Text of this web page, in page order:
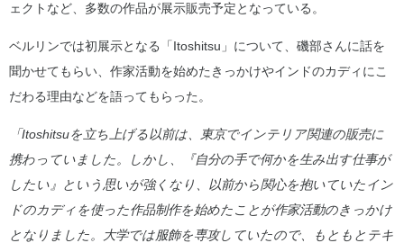
ェクトなど、多数の作品が展示販売予定となっている。
ベルリンでは初展示となる「Itoshitsu」について、磯部さんに話を
聞かせてもらい、作家活動を始めたきっかけやインドのカディにこ
だわる理由などを語ってもらった。
「Itoshitsuを立ち上げる以前は、東京でインテリア関連の販売に
携わっていました。しかし、『自分の手で何かを生み出す仕事が
したい』という思いが強くなり、以前から関心を抱いていたイン
ドのカディを使った作品制作を始めたことが作家活動のきっかけ
となりました。大学では服飾を専攻していたので、もともとテキ